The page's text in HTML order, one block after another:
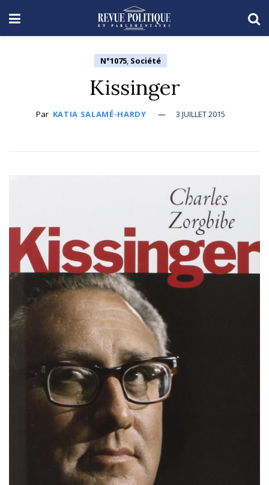
N°1075, Société
Kissinger
Par KATIA SALAMÉ-HARDY 3 JUILLET 2015